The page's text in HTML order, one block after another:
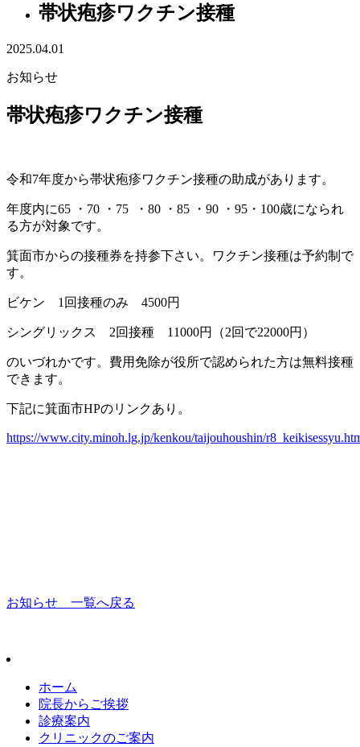
帯状疱疹ワクチン接種
2025.04.01
お知らせ
帯状疱疹ワクチン接種
令和7年度から帯状疱疹ワクチン接種の助成があります。
年度内に65 ・70 ・75 ・80 ・85 ・90 ・95・100歳になられ
る方が対象です。
箕面市からの接種券を持参下さい。ワクチン接種は予約制で
す。
ビケン 1回接種のみ 4500円
シングリックス 2回接種 11000円（2回で22000円）
のいづれかです。費用免除が役所で認められた方は無料接種
できます。
下記に箕面市HPのリンクあり。
https://www.city.minoh.lg.jp/kenkou/taijouhoushin/
お知らせ 一覧へ戻る
ホーム
院長からご挨拶
診療案内
クリニックのご案内